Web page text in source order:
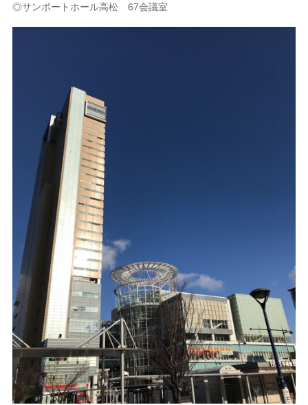
◎サンポートホール高松 67会議室